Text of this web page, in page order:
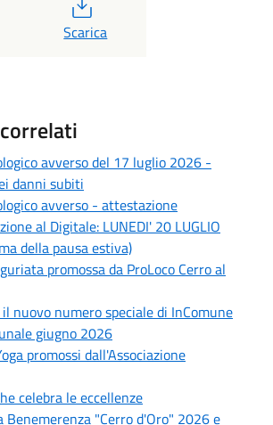
Scarica
avverso del 17 luglio 2026 -
danni subiti
avverso - attestazione
al Digitale: LUNEDI' 20 LUGLIO
della pausa estiva)
promossa da ProLoco Cerro al
nuovo numero speciale di InComune
giugno 2026
promossi dall'Associazione
celebra le eccellenze
Benemerenza "Cerro d'Oro" 2026 e